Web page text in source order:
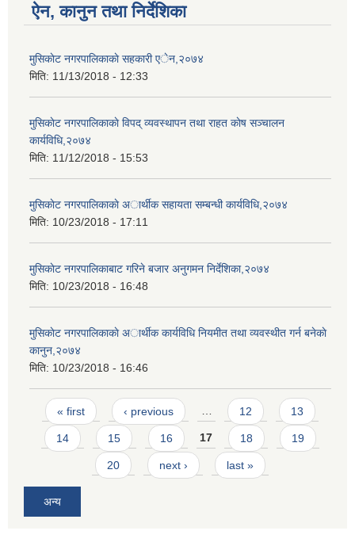
ऐन, कानुन तथा निर्देशिका
मुसिकाेट नगरपालिकाकाे सहकारी एेन,२०७४
मिति: 11/13/2018 - 12:33
मुसिकाेट नगरपालिकाकाे विपद् व्यवस्थापन तथा राहत काेष सञ्चालन
कार्यविधि,२०७४
मिति: 11/12/2018 - 15:53
मुसिकाेट नगरपालिकाकाे अार्थीक सहायता सम्बन्धी कार्यविधि,२०७४
मिति: 10/23/2018 - 17:11
मुसिकाेट नगरपालिकाबाट गरिने बजार अनुगमन निर्देशिका,२०७४
मिति: 10/23/2018 - 16:48
मुसिकाेट नगरपालिकाकाे अार्थीक कार्यविधि नियमीत तथा व्यवस्थीत गर्न बनेकाे
कानुन,२०७४
मिति: 10/23/2018 - 16:46
Pages
« first ‹ previous … 12 13
14 15 16 17 18 19
20 next › last »
अन्य